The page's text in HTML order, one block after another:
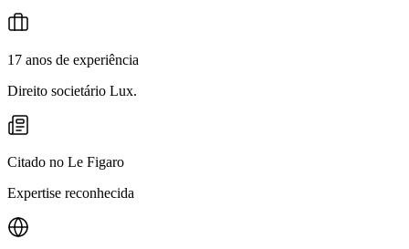
17 anos de experiência
Direito societário Lux.
Citado no Le Figaro
Expertise reconhecida